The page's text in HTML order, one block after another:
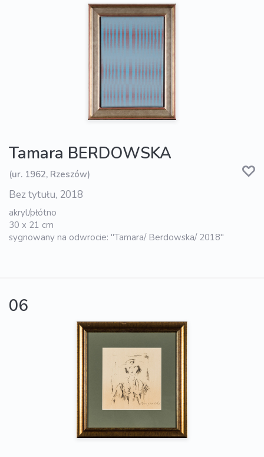
Tamara BERDOWSKA
(ur. 1962, Rzeszów)
Bez tytułu, 2018
akryl/płótno
30 x 21 cm
sygnowany na odwrocie: "Tamara/ Berdowska/ 2018"
06